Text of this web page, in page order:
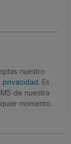
nuestro
privacidad. Es
de nuestra
momento.